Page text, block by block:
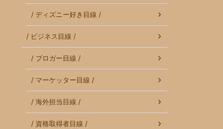
/ ディズニー好き目線 /
/ ビジネス目線 /
/ ブロガー目線 /
/ マーケッター目線 /
/ 海外担当目線 /
/ 資格取得者目線 /